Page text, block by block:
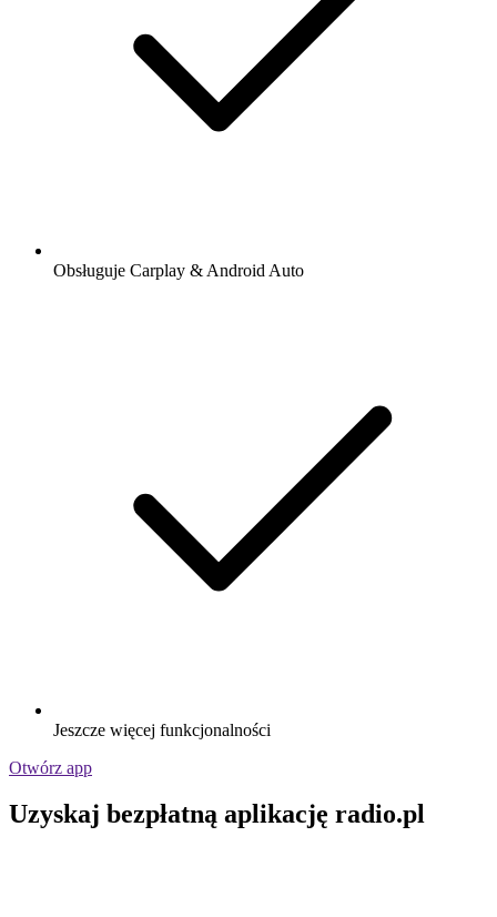
Obsługuje Carplay & Android Auto
Jeszcze więcej funkcjonalności
Otwórz app
Uzyskaj bezpłatną aplikację radio.pl